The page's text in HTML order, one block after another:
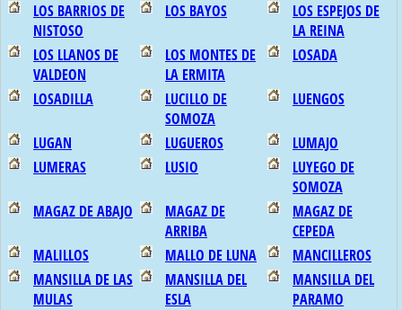
LOS BARRIOS DE
NISTOSO
LOS BAYOS
LOS ESPEJOS DE
LA REINA
LOS LLANOS DE
VALDEON
LOS MONTES DE
LA ERMITA
LOSADA
LOSADILLA
LUCILLO DE
SOMOZA
LUENGOS
LUGAN LUGUEROS
LUMAJO
LUMERAS
LUSIO
LUYEGO DE
SOMOZA
MAGAZ DE ABAJO
MAGAZ DE
ARRIBA
MAGAZ DE
CEPEDA
MALILLOS
MALLO DE LUNA
MANCILLEROS
MANSILLA DE LAS
MULAS
MANSILLA DEL
ESLA
MANSILLA DEL
PARAMO